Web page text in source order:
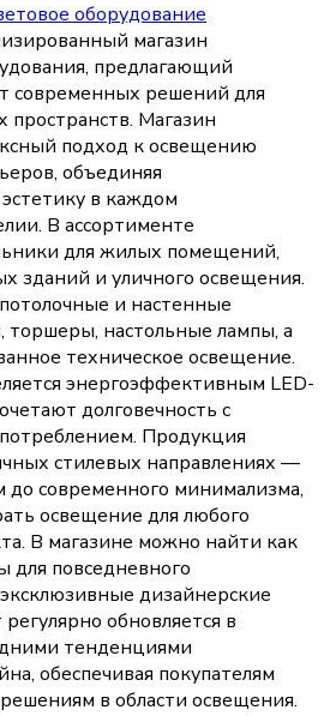
оборудование
магазин
предлагающий
современных решений для
Магазин
подход к освещению
объединяя
в каждом
В ассортименте
для жилых помещений,
зданий и уличного освещения.
и настенные
торшеры, настольные лампы, а
техническое освещение.
энергоэффективным LED-
долговечность с
Продукция
стилевых направлениях —
до современного минимализма,
освещение для любого
В магазине можно найти как
повседневного
дизайнерские
обновляется в
тенденциями
обеспечивая покупателям
в области освещения.